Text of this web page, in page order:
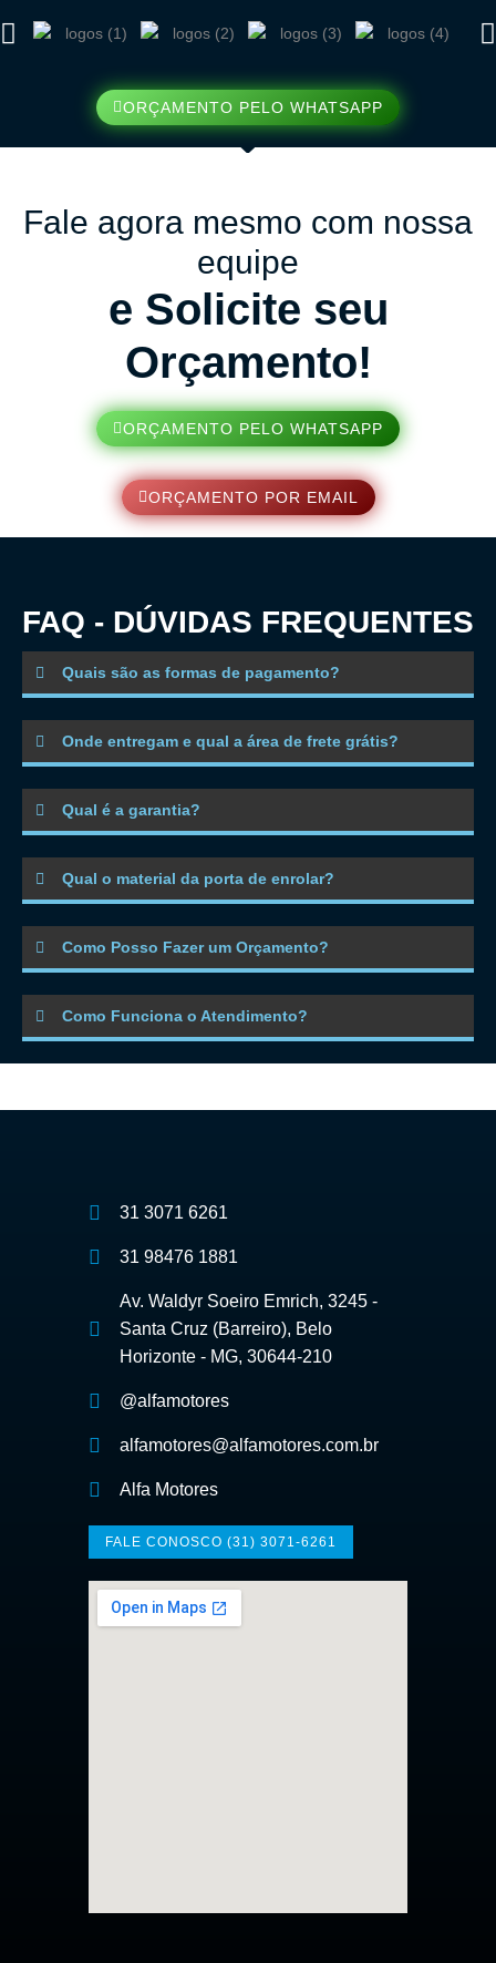
ORÇAMENTO PELO WHATSAPP
Fale agora mesmo com nossa
equipe
e Solicite seu
Orçamento!
ORÇAMENTO PELO WHATSAPP
ORÇAMENTO POR EMAIL
FAQ - DÚVIDAS FREQUENTES
Quais são as formas de pagamento?
Onde entregam e qual a área de frete grátis?
Qual é a garantia?
Qual o material da porta de enrolar?
Como Posso Fazer um Orçamento?
Como Funciona o Atendimento?
31 3071 6261
31 98476 1881
Av. Waldyr Soeiro Emrich, 3245 -
Santa Cruz (Barreiro), Belo
Horizonte - MG, 30644-210
@alfamotores
alfamotores@alfamotores.com.br
Alfa Motores
FALE CONOSCO (31) 3071-6261